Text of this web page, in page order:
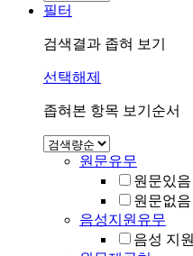
필터
검색결과 좁혀 보기
선택해제
좁혀본 항목 보기순서
원문유무
원문있음
원문없음
음성지원유무
음성 지원